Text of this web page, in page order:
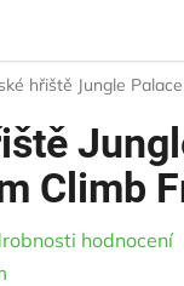
hřiště Jungle
Climb
hodnocení